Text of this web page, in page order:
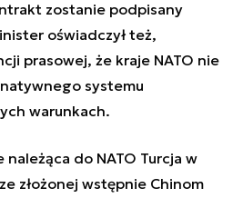
zostanie podpisany
oświadczył też,
prasowej, że kraje NATO nie
systemu
warunkach.
do NATO Turcja w
złożonej wstępnie Chinom